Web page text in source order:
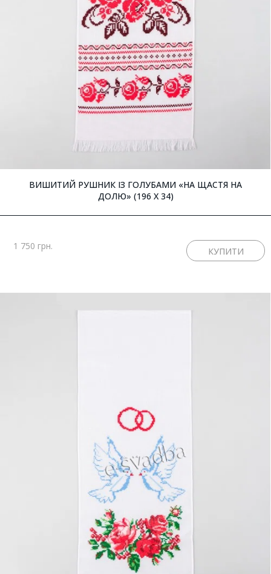
ВИШИТИЙ РУШНИК ІЗ ГОЛУБАМИ «НА ЩАСТЯ НА
ДОЛЮ» (196 X 34)
1 750 грн.